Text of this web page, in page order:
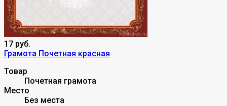
17 руб.
Грамота Почетная красная
Товар
Почетная грамота
Место
Без места